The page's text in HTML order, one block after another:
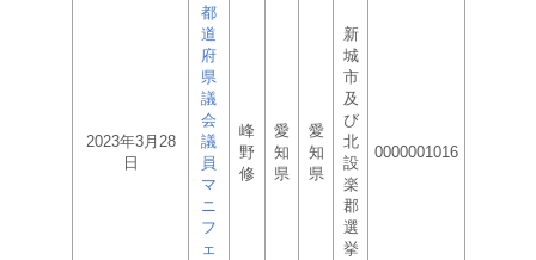
2023年3月28
日
都
道
府
県
議
会
議
員
マ
ニ
フ
ェ
峰
野
修
愛
知
県
愛
知
県
新
城
市
及
び
北
設
楽
郡
選
挙
0000001016